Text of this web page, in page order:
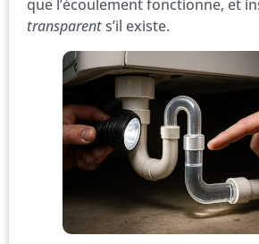
que l’écoulement fonctionne, et
transparents’il existe.